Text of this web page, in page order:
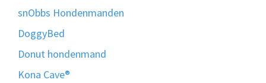
snObbs Hondenmanden
DoggyBed
Donut hondenmand
Kona Cave®